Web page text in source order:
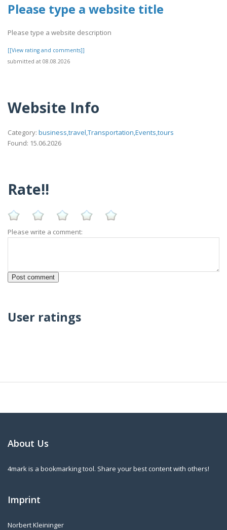
Please type a website title
Please type a website description
[[View rating and comments]]
submitted at 08.08.2026
Website Info
Category: business,travel,Transportation,Events,tours
Found: 15.06.2026
Rate!!
Please write a comment:
User ratings
About Us
4mark is a bookmarking tool. Share your best content with others!
Imprint
Norbert Kleininger